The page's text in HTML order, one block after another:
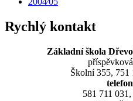
Rychlý kontakt
Základní škola
Školní 355, 751
581 711